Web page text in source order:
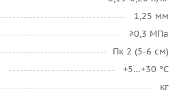
1,25 мм
≥0,3 МПа
Пк 2 (5-6 см)
+5…+30 °C
кг